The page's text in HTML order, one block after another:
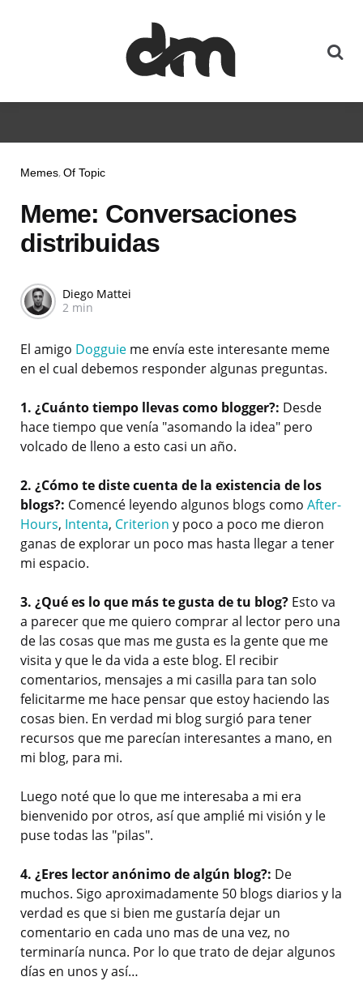
Memes Of Topic
Meme: Conversaciones
distribuidas
Diego Mattei
2 min
El amigo Dogguie me envía este interesante meme
en el cual debemos responder algunas preguntas.
1. ¿Cuánto tiempo llevas como blogger?: Desde
hace tiempo que venía "asomando la idea" pero
volcado de lleno a esto casi un año.
2. ¿Cómo te diste cuenta de la existencia de los
blogs?: Comencé leyendo algunos blogs como After-
Hours, Intenta, Criterion y poco a poco me dieron
ganas de explorar un poco mas hasta llegar a tener
mi espacio.
3. ¿Qué es lo que más te gusta de tu blog? Esto va
a parecer que me quiero comprar al lector pero una
de las cosas que mas me gusta es la gente que me
visita y que le da vida a este blog. El recibir
comentarios, mensajes a mi casilla para tan solo
felicitarme me hace pensar que estoy haciendo las
cosas bien. En verdad mi blog surgió para tener
recursos que me parecían interesantes a mano, en
mi blog, para mi.
Luego noté que lo que me interesaba a mi era
bienvenido por otros, así que amplié mi visión y le
puse todas las "pilas".
4. ¿Eres lector anónimo de algún blog?: De
muchos. Sigo aproximadamente 50 blogs diarios y la
verdad es que si bien me gustaría dejar un
comentario en cada uno mas de una vez, no
terminaría nunca. Por lo que trato de dejar algunos
días en unos y así…